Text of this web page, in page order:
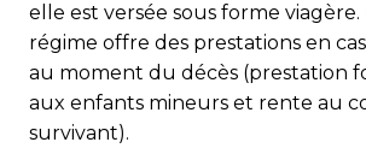
elle est versée sous forme viagère.
régime offre des prestations en
au moment du décès (prestation
aux enfants mineurs et rente au
survivant).